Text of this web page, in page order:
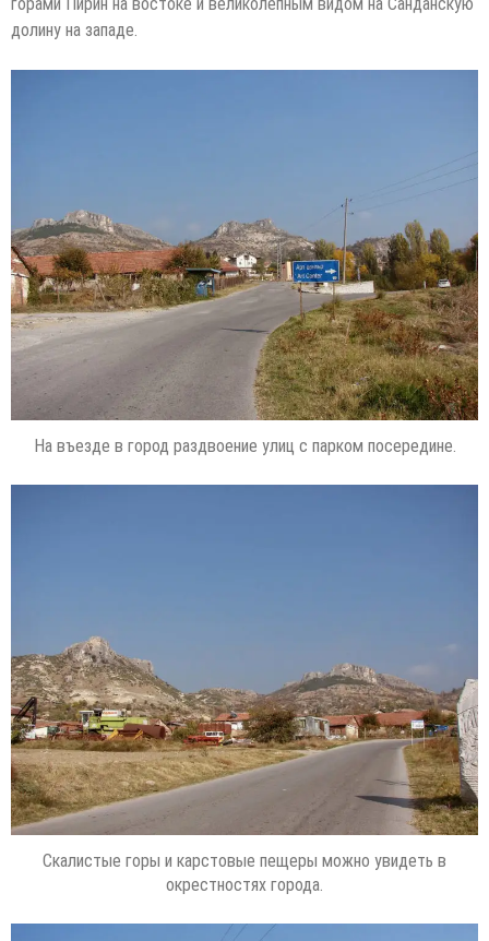
долину на западе.
На въезде в город раздвоение улиц с парком посередине.
Скалистые горы и карстовые пещеры можно увидеть в
окрестностях города.